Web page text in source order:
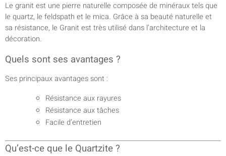
Le granit est une pierre naturelle composée de minéraux tels que
le quartz, le feldspath et le mica. Grâce à sa beauté naturelle et
sa résistance, le Granit est très utilisé dans l’architecture et la
décoration.
Quels sont ses avantages ?
Ses principaux avantages sont :
Résistance aux rayures
Résistance aux tâches
Facile d’entretien
Qu’est-ce que le Quartzite ?